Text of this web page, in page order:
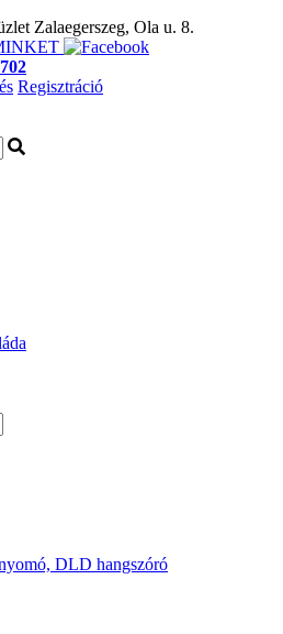
Zalaegerszeg, Ola u. 8.
Regisztráció